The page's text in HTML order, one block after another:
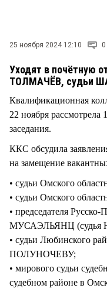
25 ноября 2024 12:10 0
Уходят в почётную
ТОЛМАЧЁВ, судьи
Квалификационная
22 ноября рассмотрела
заседания.
ККС обсудила
на замещение
• судьи Омского
• судьи Омского
• председателя
МУСАЭЛЬЯНЦ (судья
• судьи Любинского
ПОЛУНОЧЕВУ;
• мирового судьи
судебном районе в